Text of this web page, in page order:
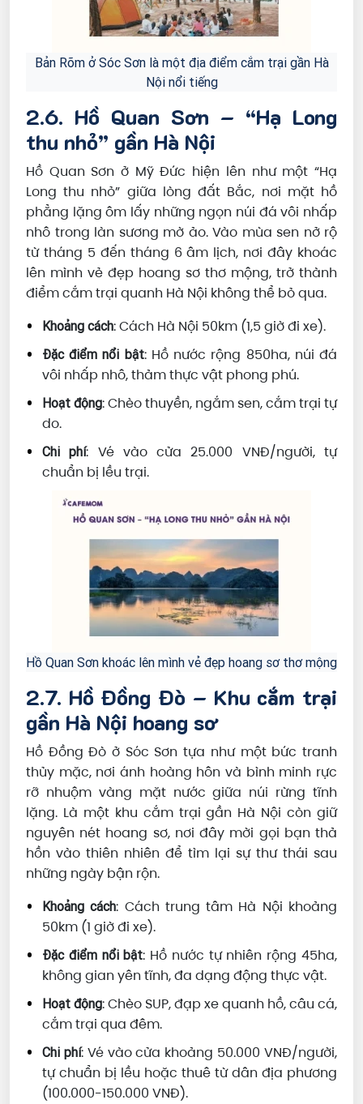
Bản Rõm ở Sóc Sơn là một địa điểm cắm trại gần Hà
Nội nổi tiếng
2.6. Hồ Quan Sơn – “Hạ Long
thu nhỏ” gần Hà Nội
Hồ Quan Sơn ở Mỹ Đức hiện lên như một “Hạ
Long thu nhỏ” giữa lòng đất Bắc, nơi mặt hồ
phẳng lặng ôm lấy những ngọn núi đá vôi nhấp
nhô trong làn sương mờ ảo. Vào mùa sen nở rộ
từ tháng 5 đến tháng 6 âm lịch, nơi đây khoác
lên mình vẻ đẹp hoang sơ thơ mộng, trở thành
điểm cắm trại quanh Hà Nội không thể bỏ qua.
Khoảng cách: Cách Hà Nội 50km (1,5 giờ đi xe).
Đặc điểm nổi bật: Hồ nước rộng 850ha, núi đá
vôi nhấp nhô, thảm thực vật phong phú.
Hoạt động: Chèo thuyền, ngắm sen, cắm trại tự
do.
Chi phí: Vé vào cửa 25.000 VNĐ/người, tự
chuẩn bị lều trại.
Hồ Quan Sơn khoác lên mình vẻ đẹp hoang sơ thơ mộng
2.7. Hồ Đồng Đò – Khu cắm trại
gần Hà Nội hoang sơ
Hồ Đồng Đò ở Sóc Sơn tựa như một bức tranh
thủy mặc, nơi ánh hoàng hôn và bình minh rực
rỡ nhuộm vàng mặt nước giữa núi rừng tĩnh
lặng. Là một khu cắm trại gần Hà Nội còn giữ
nguyên nét hoang sơ, nơi đây mời gọi bạn thả
hồn vào thiên nhiên để tìm lại sự thư thái sau
những ngày bận rộn.
Khoảng cách: Cách trung tâm Hà Nội khoảng
50km (1 giờ đi xe).
Đặc điểm nổi bật: Hồ nước tự nhiên rộng 45ha,
không gian yên tĩnh, đa dạng động thực vật.
Hoạt động: Chèo SUP, đạp xe quanh hồ, câu cá,
cắm trại qua đêm.
Chi phí: Vé vào cửa khoảng 50.000 VNĐ/người,
tự chuẩn bị lều hoặc thuê từ dân địa phương
(100.000-150.000 VNĐ).